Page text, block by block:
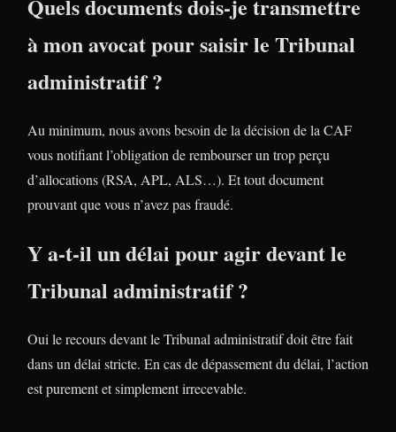
Quels documents dois-je transmettre
à mon avocat pour saisir le Tribunal
administratif ?
Au minimum, nous avons besoin de la décision de la CAF
vous notifiant l’obligation de rembourser un trop perçu
d’allocations (RSA, APL, ALS…). Et tout document
prouvant que vous n’avez pas fraudé.
Y a-t-il un délai pour agir devant le
Tribunal administratif ?
Oui le recours devant le Tribunal administratif doit être fait
dans un délai stricte. En cas de dépassement du délai, l’action
est purement et simplement irrecevable.